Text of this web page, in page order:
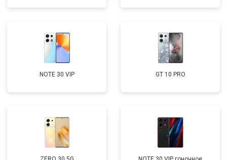
NOTE 30 VIP GT 10 PRO